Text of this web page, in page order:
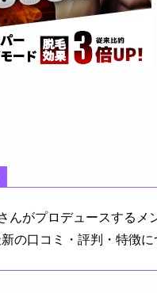
んがプロデュースするメ
の口コミ・評判・特徴